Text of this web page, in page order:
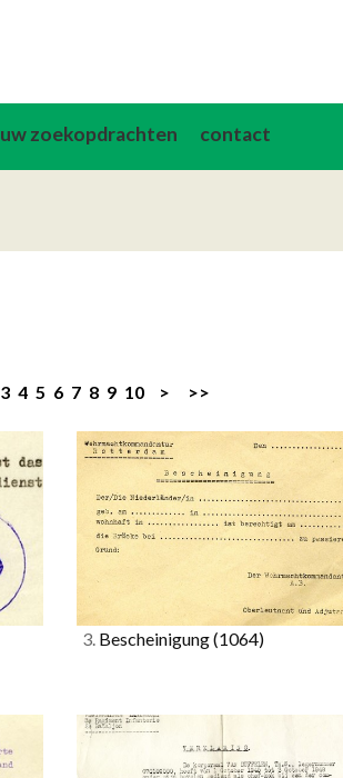
uw zoekopdrachten contact
3 4 5 6 7 8 9 10 > >>
3. Bescheinigung(1064)